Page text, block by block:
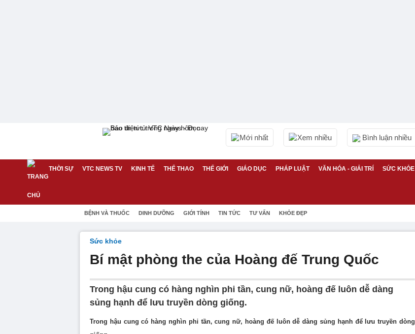
Mới nhất Xem nhiều Bình luận nhiều
THỜI SỰ VTC NEWS TV KINH TẾ THỂ THAO THẾ GIỚI GIÁO DỤC PHÁP LUẬT VĂN HÓA - GIẢI TRÍ SỨC KHỎE
BỆNH VÀ THUỐC DINH DƯỠNG GIỚI TÍNH TIN TỨC TƯ VẤN KHỎE ĐẸP
Sức khỏe
Bí mật phòng the của Hoàng đế Trung Quốc
Trong hậu cung có hàng nghìn phi tần, cung nữ, hoàng đế luôn dễ dàng
sủng hạnh để lưu truyền dòng giống.
Trong hậu cung có hàng nghìn phi tần, cung nữ, hoàng đế luôn dễ dàng sủng hạnh để lưu truyền dòng